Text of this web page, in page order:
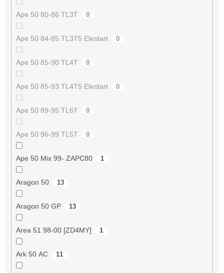
Ape 50 80-86 TL3T 0
Ape 50 84-85 TL3T5 Elestart 0
Ape 50 85-90 TL4T 0
Ape 50 85-93 TL4T5 Elestart 0
Ape 50 89-95 TL6T 0
Ape 50 96-99 TL5T 0
Ape 50 Mix 99- ZAPC80 1
Aragon 50 13
Aragon 50 GP 13
Area 51 98-00 [ZD4MY] 1
Ark 50 AC 11